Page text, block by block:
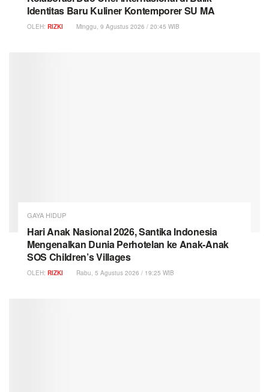
Identitas Baru Kuliner Kontemporer SU MA
OLEH: RIZKI Minggu, 9 Agustus 2026 / 20:45 WIB
GAYA HIDUP
Hari Anak Nasional 2026, Santika Indonesia
Mengenalkan Dunia Perhotelan ke Anak-Anak
SOS Children’s Villages
OLEH: RIZKI Rabu, 5 Agustus 2026 / 19:25 WIB